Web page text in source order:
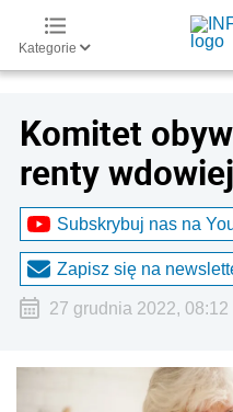
Kategorie
Komitet
renty wdowiej
Subskrybuj nas na
Zapisz się na
27 grudnia 2022, 08:12